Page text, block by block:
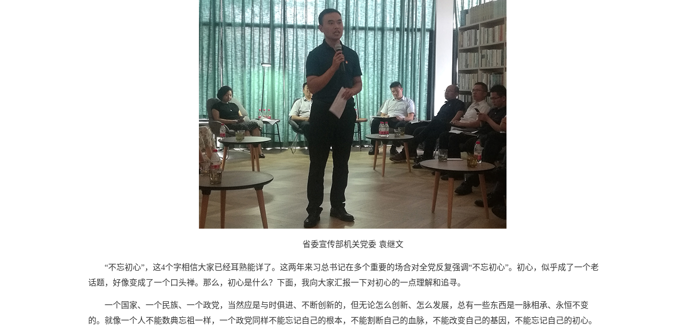
省委宣传部机关党委 袁继文
“不忘初心”，这4个字相信大家已经耳熟能详了。这两年来习总书记在多个重要的场合对全党反复强调“不忘初心”。初心，似乎成了一个老
话题，好像变成了一个口头禅。那么，初心是什么？下面，我向大家汇报一下对初心的一点理解和追寻。
一个国家、一个民族、一个政党，当然应是与时俱进、不断创新的，但无论怎么创新、怎么发展，总有一些东西是一脉相承、永恒不变
的。就像一个人不能数典忘祖一样，一个政党同样不能忘记自己的根本，不能割断自己的血脉，不能改变自己的基因，不能忘记自己的初心。